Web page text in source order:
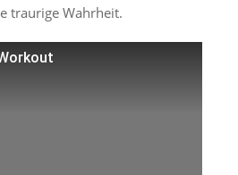
traurige Wahrheit.